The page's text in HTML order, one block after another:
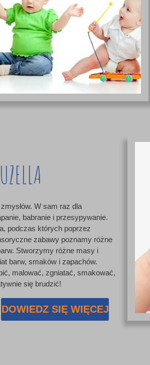
DOWIEDZ SIĘ WIĘCEJ
W sam raz dla
babranie i przesypywanie.
podczas których poprzez
zabawy poznamy różne
Stworzymy różne masy i
barw, smaków i zapachów.
malować, zgniatać, smakować,
się brudzić!